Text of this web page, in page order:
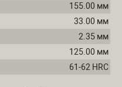
155.00 мм
33.00 мм
2.35 мм
125.00 мм
61-62 HRC